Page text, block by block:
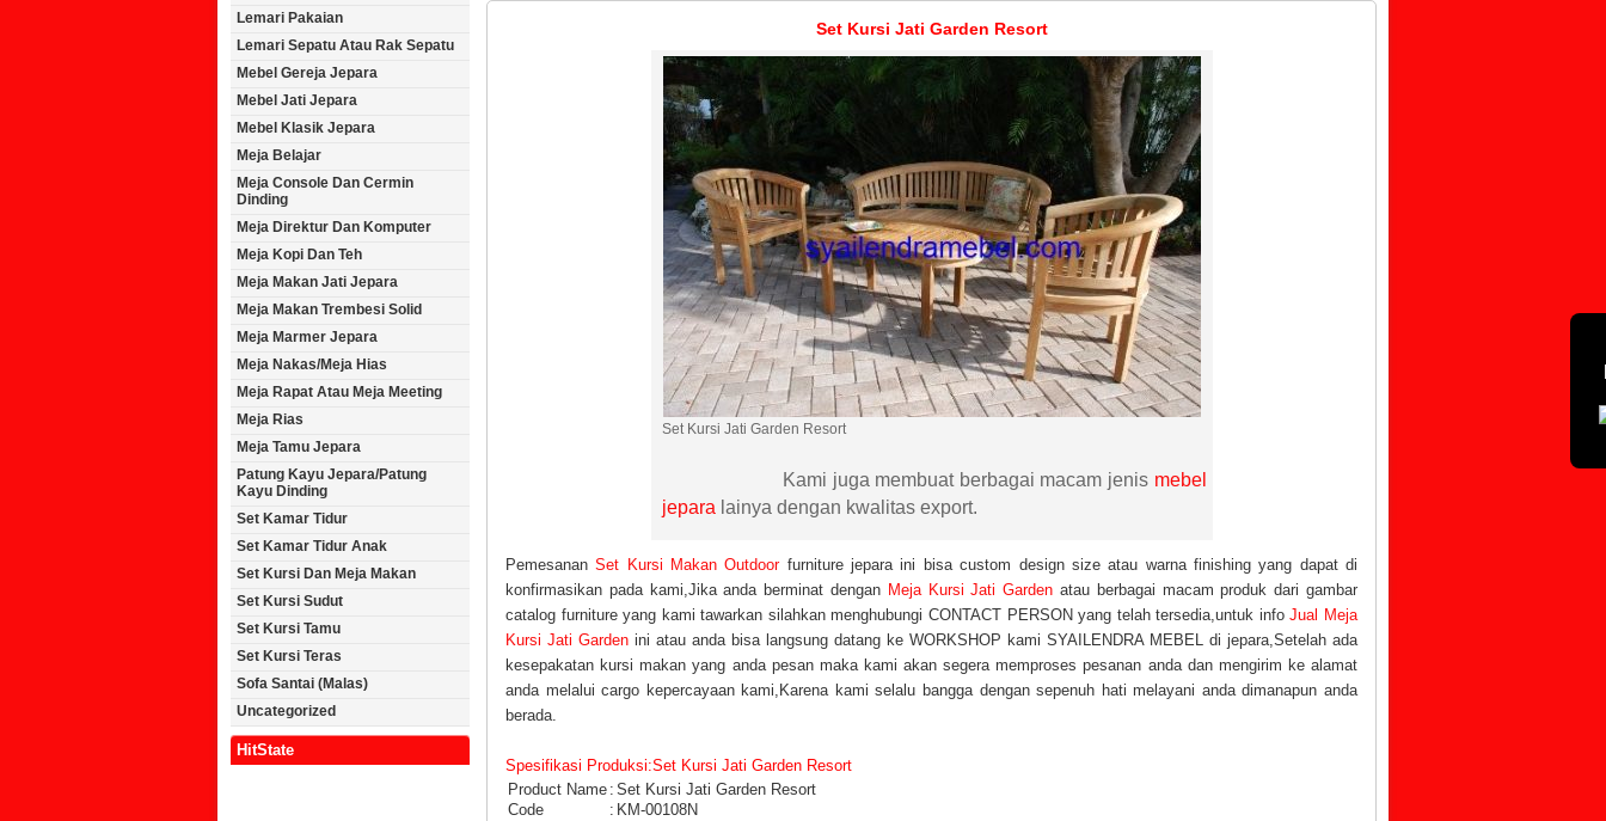
Set Kursi Jati Garden Resort
Set Kursi Jati Garden Resort
Kami juga membuat berbagai macam jenis mebel
jepara lainya dengan kwalitas export.
PemesananSet Kursi Makan Outdoorfurniture jepara ini bisa custom design size atau warna finishing yang dapat di
konfirmasikan pada kami,Jika anda berminat dengan Meja Kursi Jati Garden atau berbagai macam produk dari gambar
catalog furniture yang kami tawarkan silahkan menghubungi CONTACT PERSON yang telah tersedia,untuk infoJual Meja
Kursi Jati Garden ini atau anda bisa langsung datang ke WORKSHOP kami SYAILENDRA MEBEL di jepara,Setelah ada
kesepakatan kursi makan yang anda pesan maka kami akan segera memproses pesanan anda dan mengirim ke alamat
anda melalui cargo kepercayaan kami,Karena kami selalu bangga dengan sepenuh hati melayani anda dimanapun anda
berada.
Spesifikasi Produksi:Set Kursi Jati Garden Resort
Product Name : Set Kursi Jati Garden Resort
Code
: KM-00108N
Lemari Pakaian
Lemari Sepatu Atau Rak Sepatu
Mebel Gereja Jepara
Mebel Jati Jepara
Mebel Klasik Jepara
Meja Belajar
Meja Console Dan Cermin
Dinding
Meja Direktur Dan Komputer
Meja Kopi Dan Teh
Meja Makan Jati Jepara
Meja Makan Trembesi Solid
Meja Marmer Jepara
Meja Nakas/Meja Hias
Meja Rapat Atau Meja Meeting
Meja Rias
Meja Tamu Jepara
Patung Kayu Jepara/Patung
Kayu Dinding
Set Kamar Tidur
Set Kamar Tidur Anak
Set Kursi Dan Meja Makan
Set Kursi Sudut
Set Kursi Tamu
Set Kursi Teras
Sofa Santai (Malas)
Uncategorized
HitState